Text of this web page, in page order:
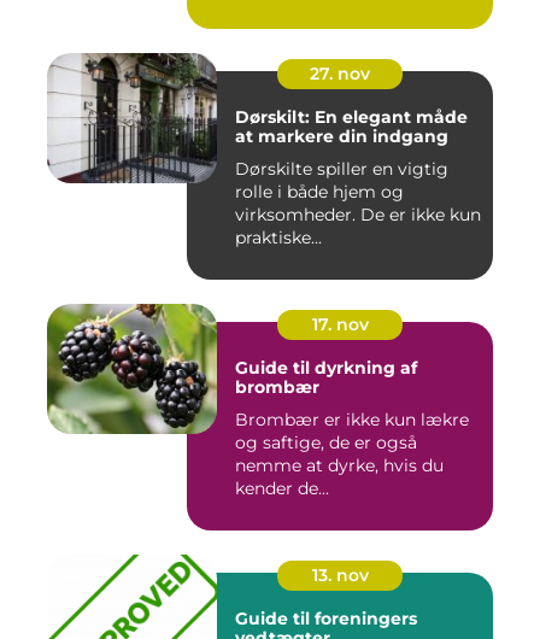
27. nov
Dørskilt: En elegant måde
at markere din indgang
Dørskilte spiller en vigtig
rolle i både hjem og
virksomheder. De er ikke kun
praktiske...
17. nov
Guide til dyrkning af
brombær
Brombær er ikke kun lækre
og saftige, de er også
nemme at dyrke, hvis du
kender de...
13. nov
Guide til foreningers